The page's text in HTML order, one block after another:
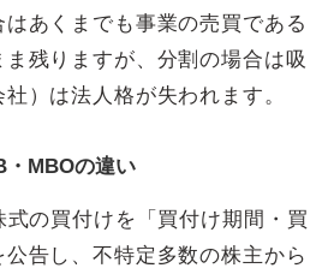
あくまでも事業の売買である
残りますが、分割の場合は吸
）は法人格が失われます。
・MBOの違い
の買付けを「買付け期間・買
告し、不特定多数の株主から